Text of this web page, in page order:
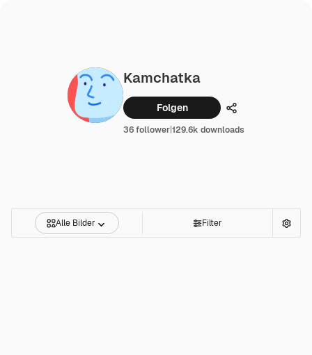
Kamchatka
Folgen Teilen
36 follower|129.6k downloads
Alle Bilder Filter